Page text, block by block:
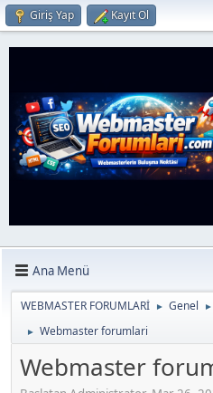
Giriş Yap Kayıt Ol
Ana Menü
WEBMASTER FORUMLARİ ► Genel ►
► Webmaster forumlari
Webmaster